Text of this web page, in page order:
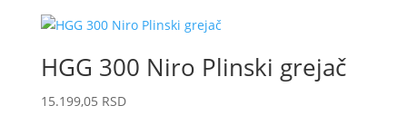
HGG 300 Niro Plinski grejač
15.199,05 RSD